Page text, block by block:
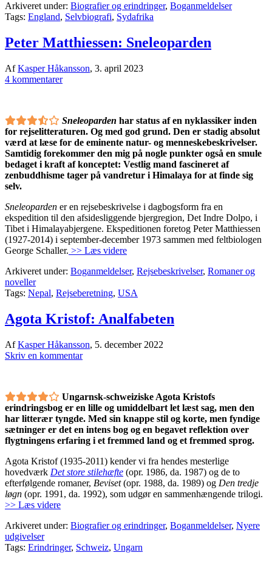
Arkiveret under: Biografier og erindringer, Boganmeldelser
Tags: England, Selvbiografi, Sydafrika
Peter Matthiessen: Sneleoparden
AfKasper Håkansson, 3. april 2023
4 kommentarer
Sneleoparden har status af en nyklassiker inden
for rejselitteraturen. Og med god grund. Den er stadig absolut
værd at læse for de eminente natur- og menneskebeskrivelser.
Samtidig forekommer den mig på nogle punkter også en smule
bedaget i kraft af konceptet: Vestlig mand fascineret af
zenbuddhisme tager på vandretur i Himalaya for at finde sig
selv.
Sneleoparden er en rejsebeskrivelse i dagbogsform fra en
ekspedition til den afsidesliggende bjergregion, Det Indre Dolpo, i
Tibet i Himalayabjergene. Ekspeditionen foretog Peter Matthiessen
(1927-2014) i september-december 1973 sammen med feltbiologen
George Schaller. >> Læs videre
Arkiveret under: Boganmeldelser, Rejsebeskrivelser, Romaner og
noveller
Tags: Nepal, Rejseberetning, USA
Agota Kristof: Analfabeten
AfKasper Håkansson, 5. december 2022
Skriv en kommentar
Ungarnsk-schweiziske Agota Kristofs
erindringsbog er en lille og umiddelbart let læst sag, men den
har litterær tyngde. Med sin knappe stil og korte, men fyndige
sætninger er det en intens bog og en begavet reflektion over
flygtningens erfaring i et fremmed land og et fremmed sprog.
Agota Kristof (1935-2011) kender vi fra hendes mesterlige
hovedværk Det store stilehæfte (opr. 1986, da. 1987) og de to
efterfølgende romaner, Beviset(opr. 1988, da. 1989) og Den tredje
løgn (opr. 1991, da. 1992), som udgør en sammenhængende trilogi.
>> Læs videre
Arkiveret under: Biografier og erindringer, Boganmeldelser, Nyere
udgivelser
Tags: Erindringer, Schweiz, Ungarn